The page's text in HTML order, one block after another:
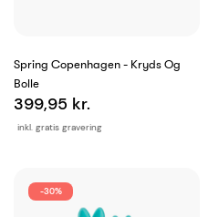
Spring Copenhagen - Kryds Og
Bolle
inkl. gratis gravering
399,95 kr.
-30%